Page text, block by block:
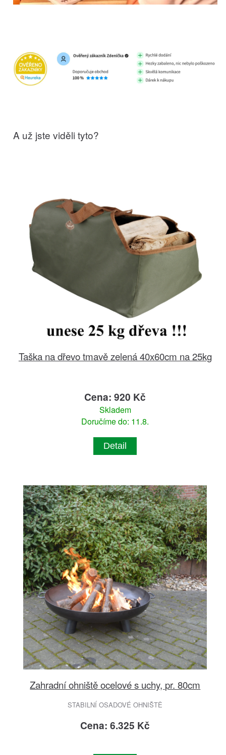
A už jste viděli tyto?
Taška na dřevo tmavě zelená 40x60cm na 25kg
Cena: 920 Kč
Skladem
Doručíme do: 11.8.
Detail
Zahradní ohniště ocelové s uchy, pr. 80cm
STABILNÍ OSADOVÉ OHNIŠTĚ
Cena: 6.325 Kč